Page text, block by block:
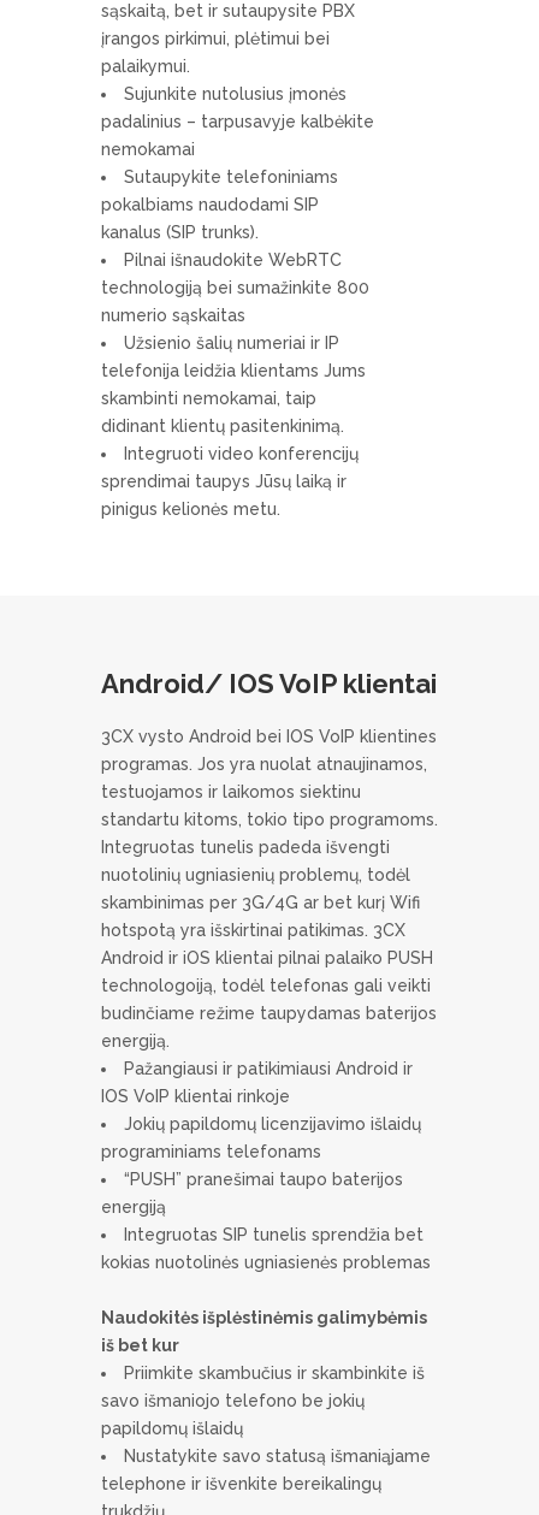
sąskaitą, bet ir sutaupysite PBX
įrangos pirkimui, plėtimui bei
palaikymui.
Sujunkite nutolusius įmonės
padalinius – tarpusavyje kalbėkite
nemokamai
Sutaupykite telefoniniams
pokalbiams naudodami SIP
kanalus (SIP trunks).
Pilnai išnaudokite WebRTC
technologiją bei sumažinkite 800
numerio sąskaitas
Užsienio šalių numeriai ir IP
telefonija leidžia klientams Jums
skambinti nemokamai, taip
didinant klientų pasitenkinimą.
Integruoti video konferencijų
sprendimai taupys Jūsų laiką ir
pinigus kelionės metu.
Android/ IOS VoIP klientai
3CX vysto Android bei IOS VoIP klientines
programas. Jos yra nuolat atnaujinamos,
testuojamos ir laikomos siektinu
standartu kitoms, tokio tipo programoms.
Integruotas tunelis padeda išvengti
nuotolinių ugniasienių problemų, todėl
skambinimas per 3G/4G ar bet kurį Wifi
hotspotą yra išskirtinai patikimas. 3CX
Android ir iOS klientai pilnai palaiko PUSH
technologoiją, todėl telefonas gali veikti
budinčiame režime taupydamas baterijos
energiją.
Pažangiausi ir patikimiausi Android ir
IOS VoIP klientai rinkoje
Jokių papildomų licenzijavimo išlaidų
programiniams telefonams
“PUSH” pranešimai taupo baterijos
energiją
Integruotas SIP tunelis sprendžia bet
kokias nuotolinės ugniasienės problemas
Naudokitės išplėstinėmis galimybėmis
iš bet kur
Priimkite skambučius ir skambinkite iš
savo išmaniojo telefono be jokių
papildomų išlaidų
Nustatykite savo statusą išmaniąjame
telephone ir išvenkite bereikalingų